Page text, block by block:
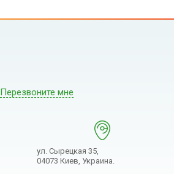
Перезвоните мне
ул. Сырецкая 35,
04073 Киев, Украина.